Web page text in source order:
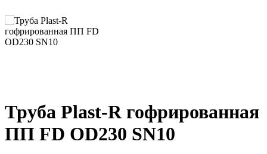
Труба Plast-R гофрированная
ПП FD OD230 SN10